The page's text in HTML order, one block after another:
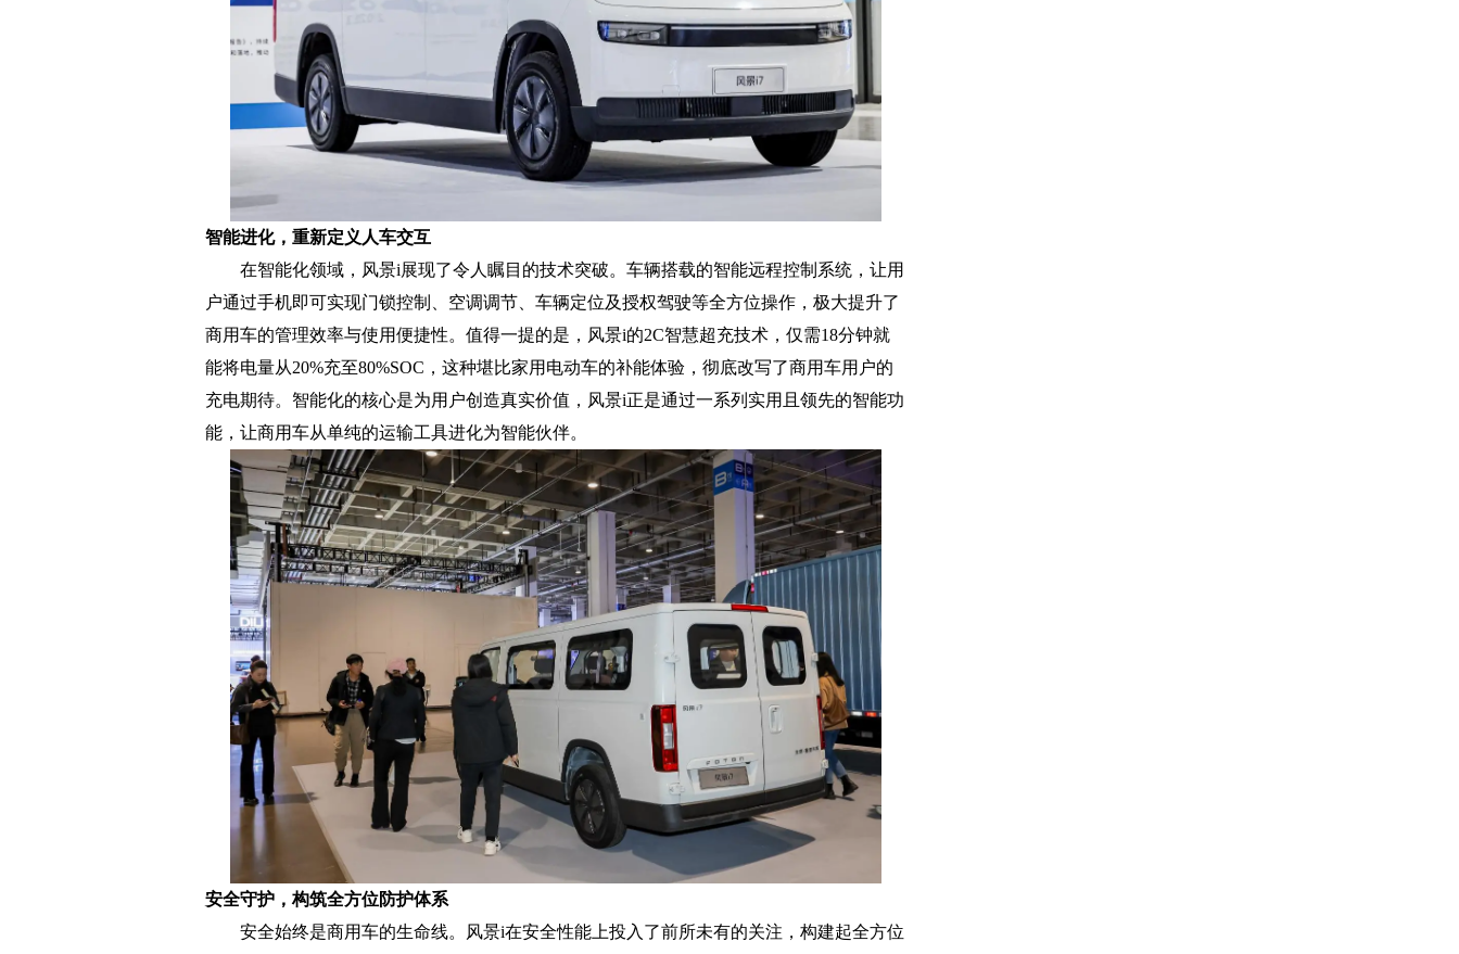
智能进化，重新定义人车交互
在智能化领域，风景i展现了令人瞩目的技术突破。车辆搭载的智能远程控制系统，让用
户通过手机即可实现门锁控制、空调调节、车辆定位及授权驾驶等全方位操作，极大提升了
商用车的管理效率与使用便捷性。值得一提的是，风景i的2C智慧超充技术，仅需18分钟就
能将电量从20%充至80%SOC，这种堪比家用电动车的补能体验，彻底改写了商用车用户的
充电期待。智能化的核心是为用户创造真实价值，风景i正是通过一系列实用且领先的智能功
能，让商用车从单纯的运输工具进化为智能伙伴。
安全守护，构筑全方位防护体系
安全始终是商用车的生命线。风景i在安全性能上投入了前所未有的关注，构建起全方位